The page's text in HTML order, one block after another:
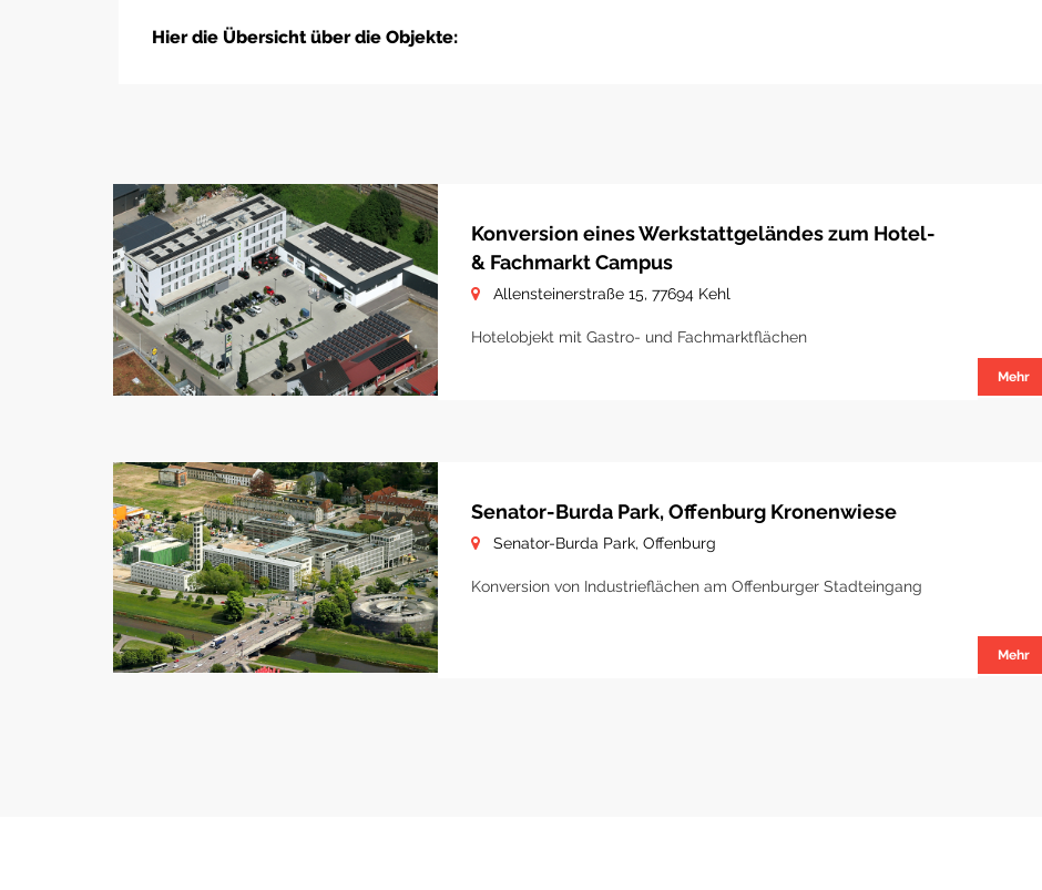
Hier die Übersicht über die Objekte:
Konversion eines Werkstattgeländes zum Hotel-
& Fachmarkt Campus
Allensteinerstraße 15, 77694 Kehl
Hotelobjekt mit Gastro- und Fachmarktflächen
Mehr
Senator-Burda Park, Offenburg Kronenwiese
Senator-Burda Park, Offenburg
Konversion von Industrieflächen am Offenburger Stadteingang
Mehr